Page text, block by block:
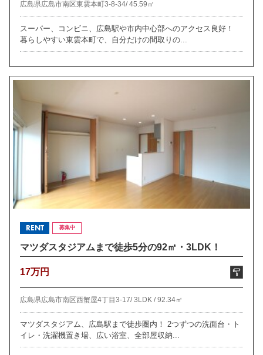
広島県広島市南区東雲本町3-8-34/45.59㎡
スーパー、コンビニ、広島駅や市内中心部へのアクセス良好！
暮らしやすい東雲本町で、自分だけの間取りの...
RENT 募集中
マツダスタジアムまで徒歩5分の92㎡・3LDK！
17万円
広島県広島市南区西蟹屋4丁目3-17/3LDK /92.34㎡
マツダスタジアム、広島駅まで徒歩圏内！ 2つずつの洗面台・ト
イレ・洗濯機置き場、広い浴室、全部屋収納...